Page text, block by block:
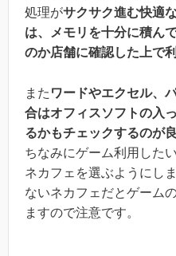
処理がサクサク進む快適
は、メモリを十分に積ん
のか店舗に確認した上で
また ワードやエクセル、
合はオフィスソフトの入
るかもチェックするのが
ちなみにゲーム利用した
ネカフェを選ぶようにし
ないネカフェだとゲーム
ますので注意です。